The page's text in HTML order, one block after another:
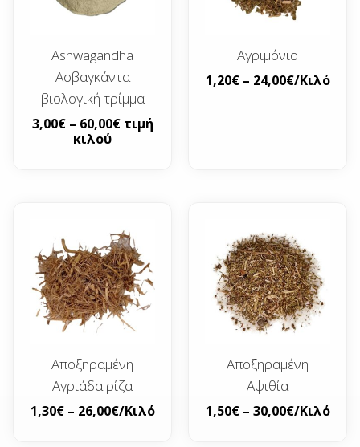
Ashwagandha
Ασβαγκάντα
βιολογική τρίμμα
3,00€ – 60,00€ τιμή
κιλού
Αγριμόνιο
1,20€ – 24,00€/Κιλό
Αποξηραμένη
Αγριάδα ρίζα
1,30€ – 26,00€/Κιλό
Αποξηραμένη
Αψιθία
1,50€ – 30,00€/Κιλό